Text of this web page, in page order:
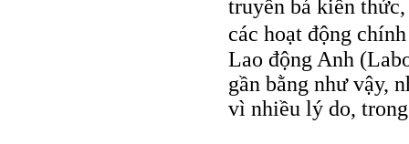
truyền bá kiến
các hoạt động
Lao động Anh
gần bằng như vậy,
vì nhiều lý do,